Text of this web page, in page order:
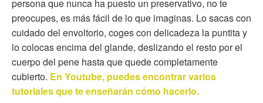
persona que nunca ha puesto un preservativo, no te
preocupes, es más fácil de lo que imaginas. Lo sacas con
cuidado del envoltorio, coges con delicadeza la puntita y
lo colocas encima del glande, deslizando el resto por el
cuerpo del pene hasta que quede completamente
cubierto. En Youtube, puedes encontrar varios
tutoriales que te enseñarán cómo hacerlo.